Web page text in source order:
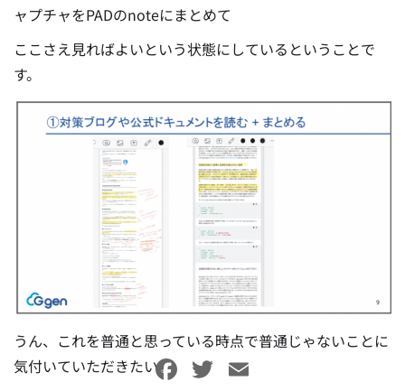
ャプチャをPADのnoteにまとめて
ここさえ見ればよいという状態にしているということで
す。
うん、これを普通と思っている時点で普通じゃないことに
気付いていただきたい。
FacebookTwitter